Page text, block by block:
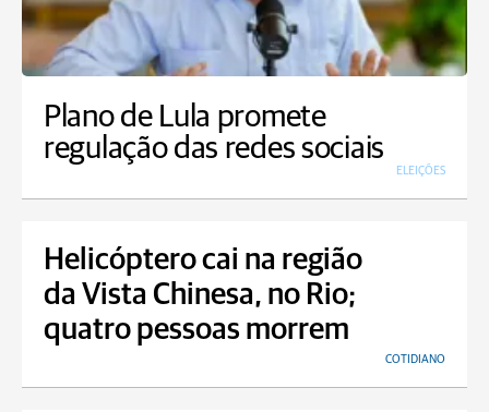
Plano de Lula promete
regulação das redes sociais
ELEIÇÕES
Helicóptero cai na região
da Vista Chinesa, no Rio;
quatro pessoas morrem
COTIDIANO